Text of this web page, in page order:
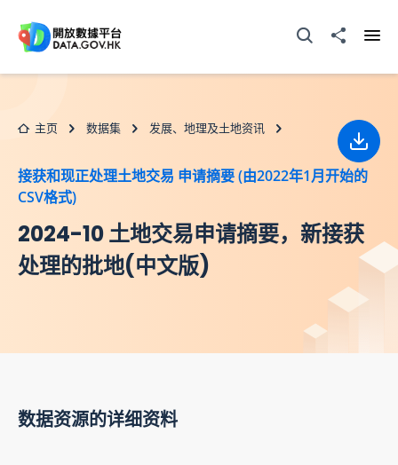
打开搜寻器分享至
主页 数据集 发展、地理及土地资讯
接获和现正处理土地交易 申请摘要 (由2022年1月开始的
CSV格式)
2024-10 土地交易申请摘要，新接获
处理的批地(中文版)
下载
数据资源的详细资料